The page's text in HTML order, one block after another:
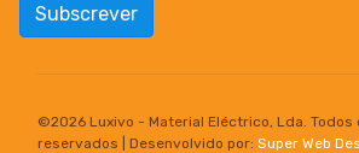
Subscrever
©2026 Luxivo - Material Eléctrico, Lda. Todos
reservados | Desenvolvido por: Super Web